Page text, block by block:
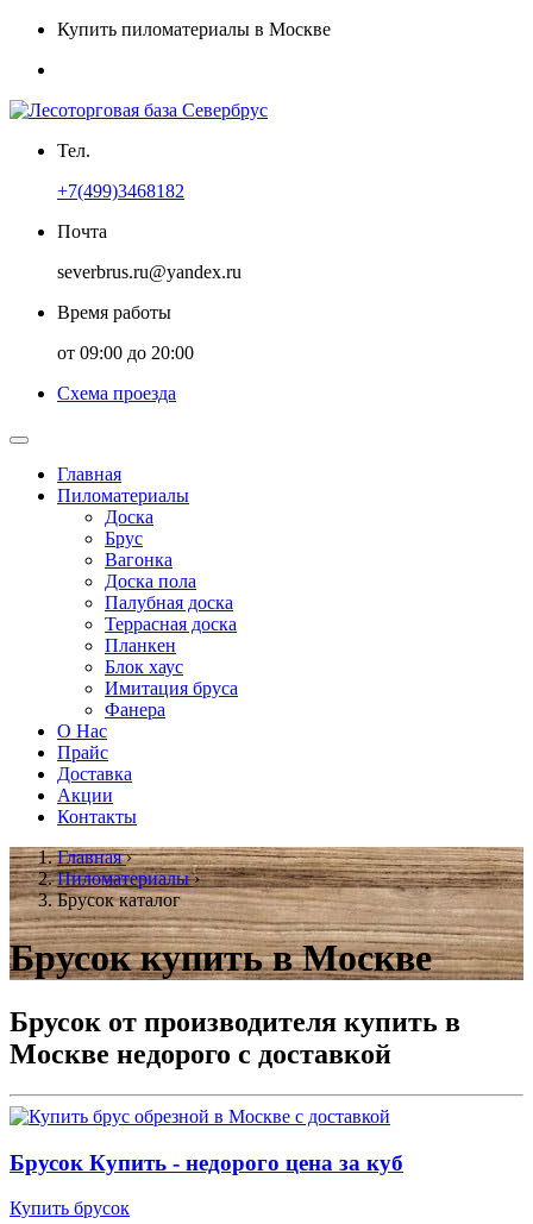
Купить пиломатериалы в Москве
Тел.
+7(499)3468182
Почта
severbrus.ru@yandex.ru
Время работы
от 09:00 до 20:00
Схема проезда
Главная
Пиломатериалы
Доска
Брус
Вагонка
Доска пола
Палубная доска
Террасная доска
Планкен
Блок хаус
Имитация бруса
Фанера
О Нас
Прайс
Доставка
Акции
Контакты
Главная›
Пиломатериалы›
Брусок каталог
Брусок купить в Москве
Брусок от производителя купить в
Москве недорого с доставкой
Брусок Купить - недорого цена за куб
Купить брусок